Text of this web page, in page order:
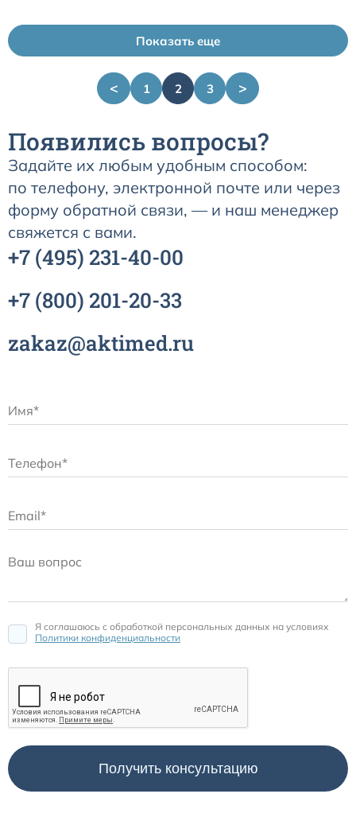
Показать еще
< 1 2 3 >
Появились вопросы?
Задайте их любым удобным способом:
по телефону, электронной почте или через
форму обратной связи, — и наш менеджер
свяжется с вами.
+7 (495) 231-40-00
+7 (800) 201-20-33
zakaz@aktimed.ru
Я соглашаюсь c обработкой персональных данных на условиях
Политики конфиденциальности